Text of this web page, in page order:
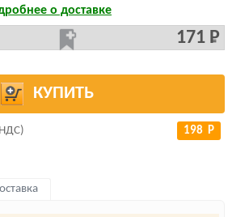
о доставке
171 Р
КУПИТЬ
198 Р